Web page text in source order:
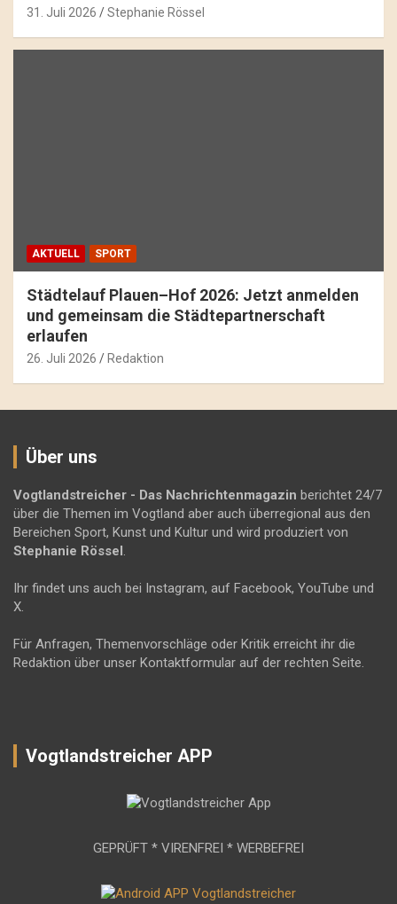
31. Juli 2026 Stephanie Rössel
AKTUELL SPORT
Städtelauf Plauen–Hof 2026: Jetzt anmelden
und gemeinsam die Städtepartnerschaft
erlaufen
26. Juli 2026 Redaktion
Über uns
Vogtlandstreicher - Das Nachrichtenmagazin berichtet 24/7
über die Themen im Vogtland aber auch überregional aus den
Bereichen Sport, Kunst und Kultur und wird produziert von
Stephanie Rössel .
Ihr findet uns auch bei Instagram, auf Facebook, YouTube und
X.
Für Anfragen, Themenvorschläge oder Kritik erreicht ihr die
Redaktion über unser Kontaktformular auf der rechten Seite.
Vogtlandstreicher APP
GEPRÜFT * VIRENFREI * WERBEFREI